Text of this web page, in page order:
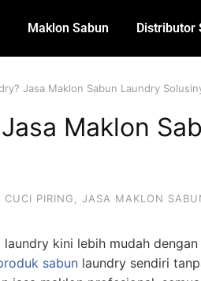
Maklon Sabun Distributor
Jasa Maklon Sabun Laundry
Maklon
PIRING JASA MAKLON
laundry kini lebih mudah
sabun laundry sendiri